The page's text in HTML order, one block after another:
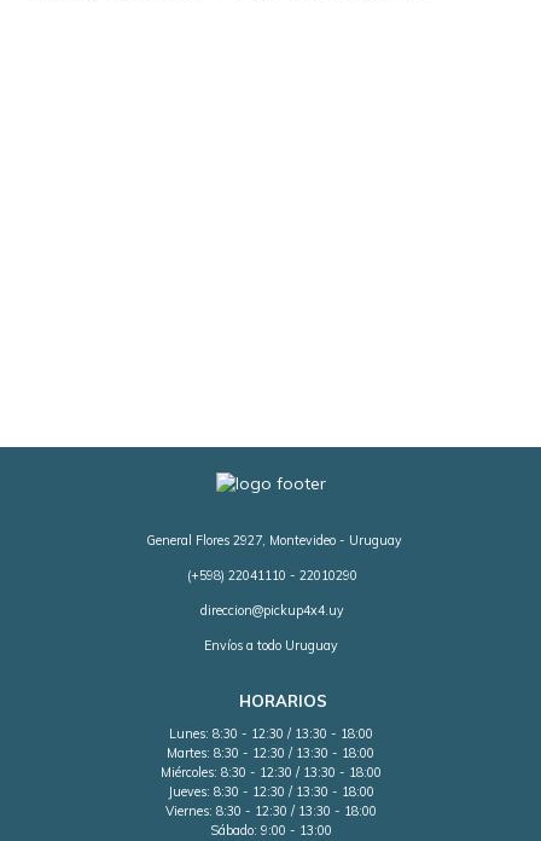
General Flores 2927, Montevideo - Uruguay
(+598) 22041110 - 22010290
direccion@pickup4x4.uy
Envíos a todo Uruguay
HORARIOS
Lunes: 8:30 - 12:30 / 13:30 - 18:00
Martes: 8:30 - 12:30 / 13:30 - 18:00
Miércoles: 8:30 - 12:30 / 13:30 - 18:00
Jueves: 8:30 - 12:30 / 13:30 - 18:00
Viernes: 8:30 - 12:30 / 13:30 - 18:00
Sábado: 9:00 - 13:00